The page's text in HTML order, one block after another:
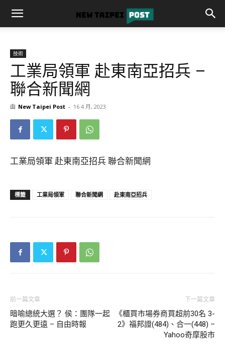
技術
工業局領軍 赴東南亞招兵 –
聯合新聞網
由 New Taipei Post - 16 4 月, 2023
工業局領軍 赴東南亞招兵 聯合新聞網
標籤 工業局領軍 聯合新聞網 赴東南亞招兵
前一篇文章
暗喻總統大選？ 侯：團隊一起
跑更久更遠 – 自由時報
下一篇文章
《櫃買市場券商買超前30名 3-
2》福邦證(484)、合一(448) –
Yahoo奇摩股市